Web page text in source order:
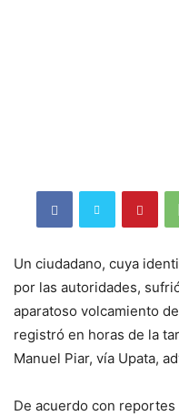
Un ciudadano, cuya
por las autoridades,
aparatoso volcamiento
registró en horas de la
Manuel Piar, vía Upata,
De acuerdo con